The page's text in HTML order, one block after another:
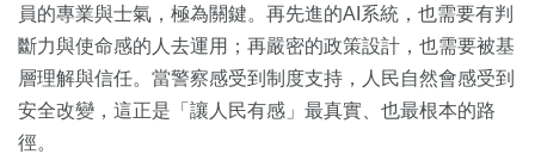
員的專業與士氣，極為關鍵。再先進的AI系統，也需要有判
斷力與使命感的人去運用；再嚴密的政策設計，也需要被基
層理解與信任。當警察感受到制度支持，人民自然會感受到
安全改變，這正是「讓人民有感」最真實、也最根本的路
徑。